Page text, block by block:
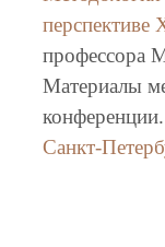
перспективе
профессора
Материалы
Санкт-